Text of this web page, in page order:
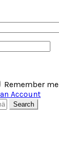
Remember me
Account
Search